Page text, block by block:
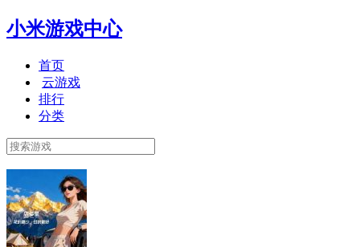
小米游戏中心
首页
云游戏
排行
分类